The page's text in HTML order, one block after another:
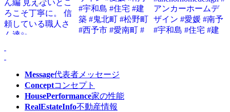
Message代表者メッセージ
Conceptコンセプト
HousePerformance家の性能
RealEstateInfo不動産情報